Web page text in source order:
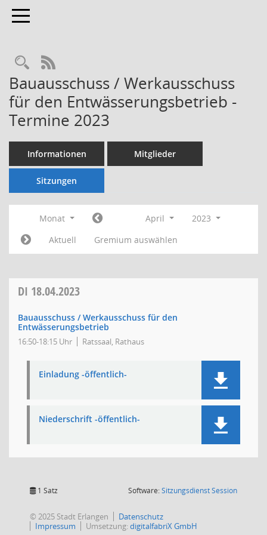
Toggle navigation
Rechercheauswahl
RSS-Feed
Bauausschuss / Werkausschuss
für den Entwässerungsbetrieb -
Termine 2023
Informationen Mitglieder
Sitzungen
Monat April
2023
Aktuell
Gremium auswählen
DI 18.04.2023
Bauausschuss / Werkausschuss für den
Entwässerungsbetrieb
16:50-18:15 Uhr Ratssaal, Rathaus
Einladung -öffentlich-
Niederschrift -öffentlich-
1 Satz Software:SitzungsdienstSession(Wird in
© 2025 Stadt Erlangen
Datenschutz
Impressum
Umsetzung:digitalfabriX GmbH